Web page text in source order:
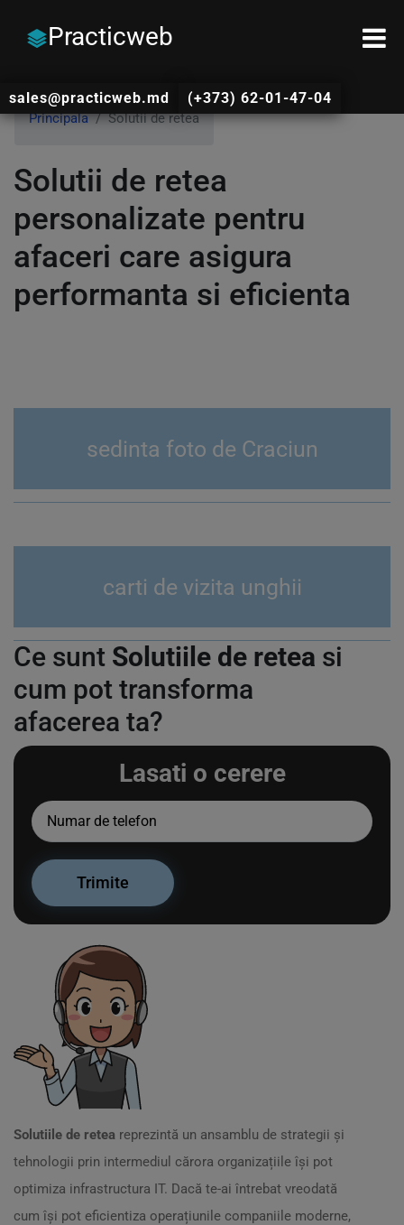
Practicweb
sales@practicweb.md (+373) 62-01-47-04
Principala Solutii de retea
Solutii de retea
personalizate pentru
afaceri care asigura
performanta si eficienta
sedinta foto de Craciun
carti de vizita unghii
Ce sunt Solutiile de retea si
cum pot transforma
afacerea ta?
Lasati o cerere
Solutiile de retea reprezintă un ansamblu de strategii și
tehnologii prin intermediul cărora organizațiile își pot
optimiza infrastructura IT. Dacă te-ai întrebat vreodată
cum își pot eficientiza operațiunile companiile moderne,